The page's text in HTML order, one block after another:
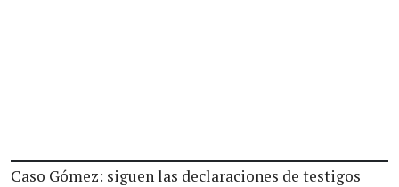
Caso Gómez: siguen las declaraciones de testigos